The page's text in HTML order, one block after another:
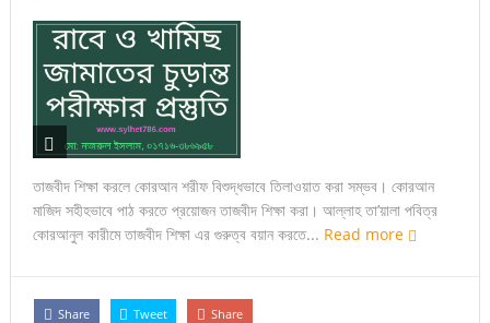
তাজবীদ শিক্ষা করলে কোরআন শরীফ বিশুদ্ধভাবে তিলাওয়াত করা সম্ভব। কোরআন
মাজিদ সহীহভাবে পাঠ করতে প্রয়োজন তাজবীদ শিক্ষা করা। আল্লাহ তা’য়ালা পবিত্র
কোরআনুল কারীমে তাজবীদ শিক্ষা এর গুরুত্ব বয়ান করতে... Read more
Share Tweet Share